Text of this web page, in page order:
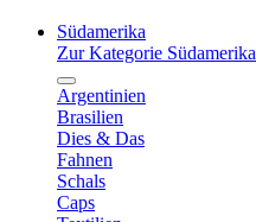
Südamerika
Zur Kategorie Südamerika
Argentinien
Brasilien
Dies & Das
Fahnen
Schals
Caps